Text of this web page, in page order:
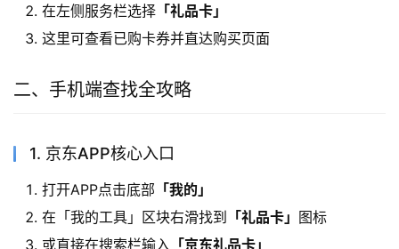
在左侧服务栏选择 「礼品卡」
这里可查看已购卡券并直达购买页面
二、手机端查找全攻略
1. 京东APP核心入口
打开APP点击底部 「我的」
在「我的工具」区块右滑找到 「礼品卡」 图标
或直接在搜索栏输入 「京东礼品卡」